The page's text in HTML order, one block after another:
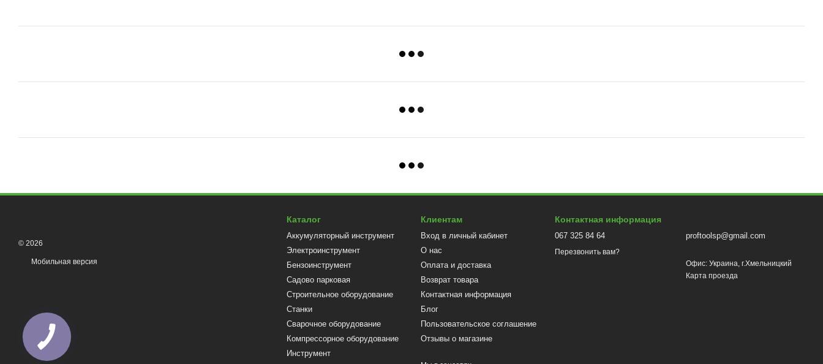
© 2026
Мобильная версия
Каталог
Аккумуляторный инструмент
Электроинструмент
Бензоинструмент
Садово парковая
Строительное оборудование
Станки
Сварочное оборудование
Компрессорное оборудование
Инструмент
Клиентам
Вход в личный кабинет
О нас
Оплата и доставка
Возврат товара
Контактная информация
Блог
Пользовательское соглашение
Отзывы о магазине
Контактная информация
067 325 84 64
Перезвонить вам?
proftoolsp@gmail.com
Офис: Украина, г.Хмельницкий
Карта проезда